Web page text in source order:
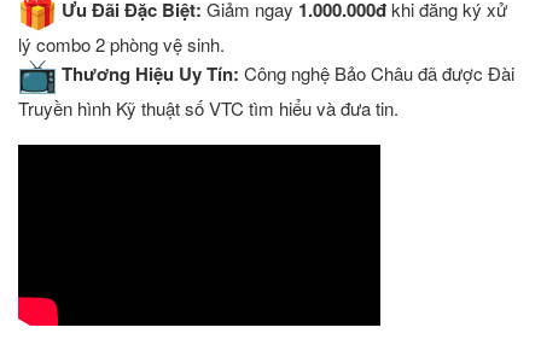
Ưu Đãi Đặc Biệt: Giảm ngay 1.000.000đkhi đăng ký xử
lý combo 2 phòng vệ sinh.
Thương Hiệu Uy Tín: Công nghệ Bảo Châu đã được Đài
Truyền hình Kỹ thuật số VTC tìm hiểu và đưa tin.